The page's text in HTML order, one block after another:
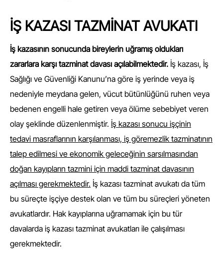
İŞ KAZASI TAZMİNAT AVUKATI
İş kazasının sonucunda bireylerin uğramış oldukları
zararlara karşı tazminat davası açılabilmektedir. İş kazası, İş
Sağlığı ve Güvenliği Kanunu’na göre iş yerinde veya iş
nedeniyle meydana gelen, vücut bütünlüğünü ruhen veya
bedenen engelli hale getiren veya ölüme sebebiyet veren
olay şeklinde düzenlenmiştir. İş kazası sonucu işçinin
tedavi masraflarının karşılanması, iş göremezlik tazminatının
talep edilmesi ve ekonomik geleceğinin sarsılmasından
doğan kayıpların tazmini için maddi tazminat davasının
açılması gerekmektedir. İş kazası tazminat avukatı da tüm
bu süreçte işçiye destek olan ve tüm bu süreçleri yöneten
avukatlardır. Hak kayıplarına uğramamak için bu tür
davalarda iş kazası tazminat avukatları ile çalışılması
gerekmektedir.